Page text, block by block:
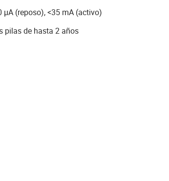
µA (reposo), <35 mA (activo)
pilas de hasta 2 años